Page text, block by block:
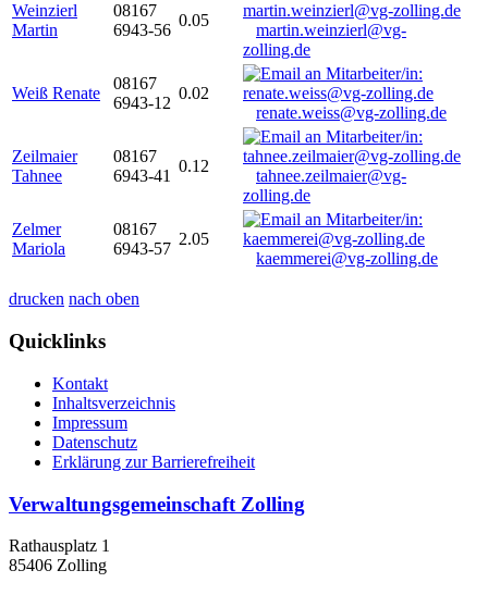
Weinzierl
Martin
08167
6943-56
0.05
martin.weinzierl@vg-
zolling.de
Weiß Renate
08167
6943-12
0.02
renate.weiss@vg-zolling.de
Zeilmaier
Tahnee
08167
6943-41
0.12
tahnee.zeilmaier@vg-
zolling.de
Zelmer
Mariola
08167
6943-57
2.05
kaemmerei@vg-zolling.de
drucken nach oben
Quicklinks
Kontakt
Inhaltsverzeichnis
Impressum
Datenschutz
Erklärung zur Barrierefreiheit
Verwaltungsgemeinschaft Zolling
Rathausplatz 1
85406 Zolling